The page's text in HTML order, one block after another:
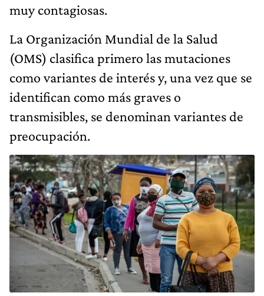
muy contagiosas.
La Organización Mundial de la Salud
(OMS) clasifica primero las mutaciones
como variantes de interés y, una vez que se
identifican como más graves o
transmisibles, se denominan variantes de
preocupación.